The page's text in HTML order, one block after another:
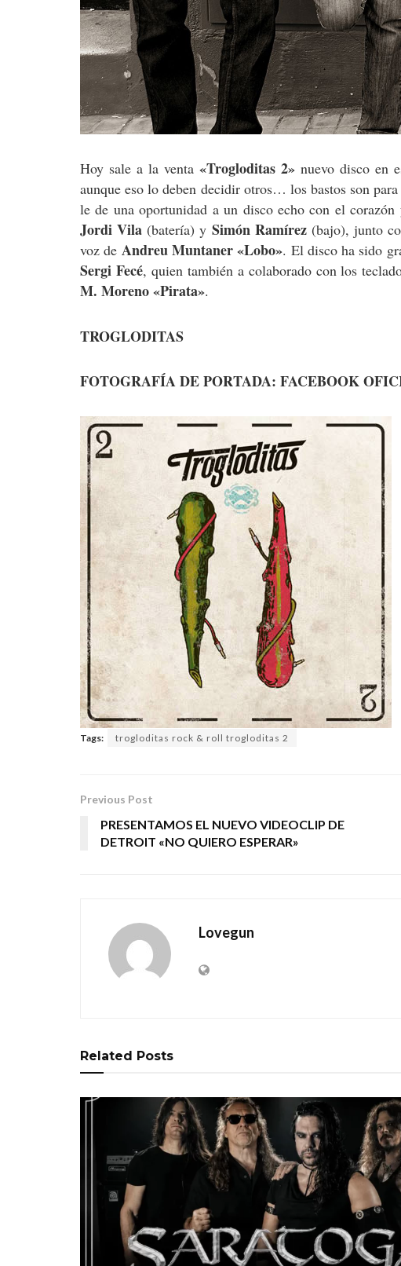
Hoy sale a la venta «Trogloditas 2»nuevo disco en
aunque eso lo deben decidir otros… los bastos son
le de una oportunidad a un disco echo con el
Jordi Vila (batería) y Simón Ramírez (bajo), junto
voz de Andreu Muntaner «Lobo». El disco ha sido
Sergi Fecé, quien también a colaborado con los
M. Moreno «Pirata».
TROGLODITAS
FOTOGRAFÍA DE PORTADA: FACEBOOK
Tags: trogloditas rock & roll trogloditas 2
Previous Post
PRESENTAMOS EL NUEVO VIDEOCLIP DE
DETROIT «NO QUIERO ESPERAR»
Lovegun
Related Posts